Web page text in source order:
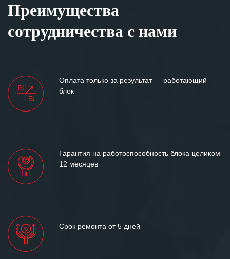
Преимущества
сотрудничества с нами
Оплата только за результат — работающий
блок
Гарантия на работоспособность блока целиком
12 месяцев
Срок ремонта от 5 дней